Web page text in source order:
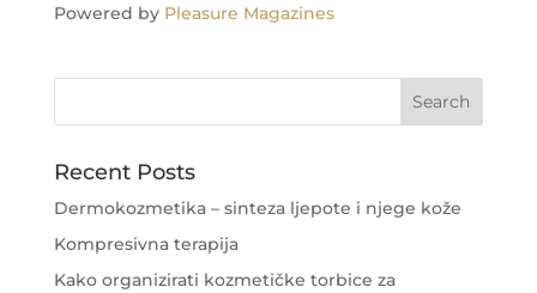
Powered by Pleasure Magazines
Recent Posts
Dermokozmetika – sinteza ljepote i njege kože
Kompresivna terapija
Kako organizirati kozmetičke torbice za